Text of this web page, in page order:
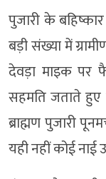
पुजारी के
बड़ी संख्या में
देवड़ा माइक पर
सहमति जताते
ब्राह्मण पुजारी
यही नहीं कोई नाई